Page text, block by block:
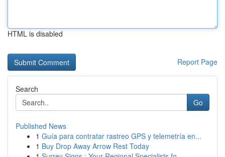
HTML is disabled
Report Page
Search
Go
Published News
1 Guía para contratar rastreo GPS y telemetría en...
1 Buy Drop Away Arrow Rest Today